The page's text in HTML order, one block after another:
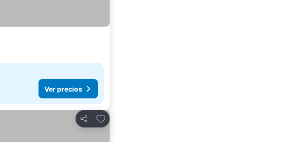
Ver precios
Compartir
Agregar a favoritos